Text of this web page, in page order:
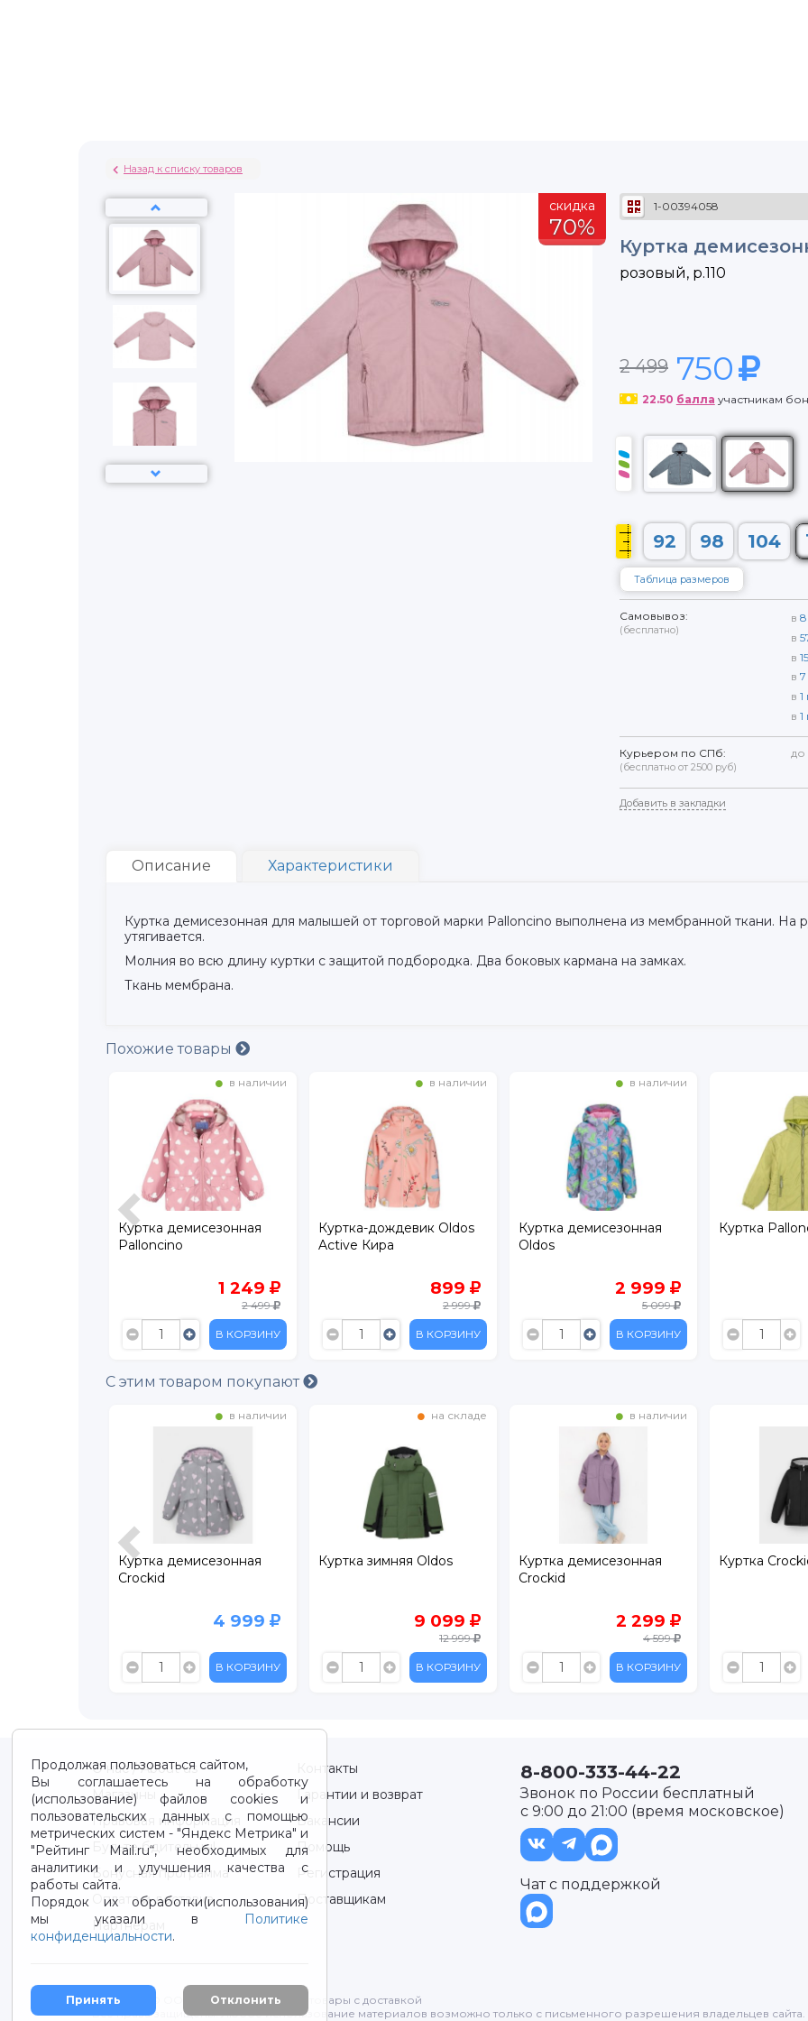
Назад к списку товаров
скидка
70%
1-00394058
Куртка
розовый, р.110
2 499 750
22.50 балла участникам
92 98 104
Таблица размеров
Самовывоз:
(бесплатно)
в 8
в
в 15
в 7
в 1
в 1
Курьером по СПб:
(бесплатно от 2500 руб)
до
Добавить в закладки
Описание Характеристики
Куртка демисезонная для малышей от торговой марки Palloncino выполнена из мембранной ткани. На
утягивается.
Молния во всю длину куртки с защитой подбородка. Два боковых кармана на замках.
Ткань мембрана.
Похожие товары
в наличии
Куртка-дождевик Oldos
Active Кира
899
2 999
В КОРЗИНУ
в наличии
Куртка демисезонная
Oldos
2 999
5 099
В КОРЗИНУ
в наличии
Куртка Palloncino
810
2 699
В КОРЗИНУ
Куртка-
С этим товаром покупают
на складе
Куртка зимняя Oldos
9 099
В КОРЗИНУ
в наличии
Куртка демисезонная
2 299
4 599
В КОРЗИНУ
в наличии
Куртка Crockid
3 499
6 999
В КОРЗИНУ
Куртка
Продолжая пользоваться сайтом,
Вы соглашаетесь на обработку
(использование) файлов cookies и
пользовательских данных с помощью
метрических систем - "Яндекс Метрика" и
"Рейтинг Mail.ru“, необходимых для
аналитики и улучшения качества с
работы сайта.
Порядок их обработки(использования)
мы указали в Политике
конфиденциальности.
Принять Отклонить
О нас / About us
Контакты
Магазины
Гарантии и возврат
Правовая информация
Вакансии
Будьте бдительны!
Помощь
Бонусная программа
Регистрация
Оплата и доставка
Поставщикам
Партнерам
8-800-333-44-22
Звонок по России бесплатный
с 9:00 до 21:00 (время московское)
Чат с поддержкой
2012-2026 © ООО "ВОТОНЯ". Детские товары с доставкой
Все права защищены. Любое использование материалов возможно только с письменного разрешения владельцев сайта.